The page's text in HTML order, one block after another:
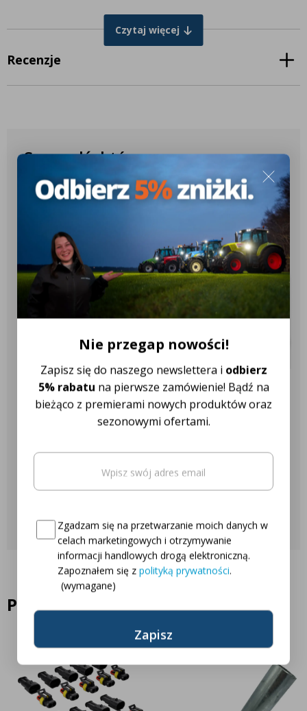
Czytaj więcej
Recenzje
Sprawdź, które
produkty pasują do
Twojego ciągnika
✔️ Ponad 10.000 różnych konfiguracji
✔️ Ponad 2.600 różnych modeli
ciągników
✔️ Ponad 18 różnych marek
Nasza obsługa klienta jest do
Twojej dyspozycji!
Najczęściej zadawane pytania
Podobne produkty
Nie przegap nowości!
Zapisz się do naszego newslettera i odbierz
5% rabatu na pierwsze zamówienie! Bądź na
bieżąco z premierami nowych produktów oraz
sezonowymi ofertami.
Email
Consent (wymagane)
Zgadzam się na przetwarzanie moich danych w
celach marketingowych i otrzymywanie
informacji handlowych drogą elektroniczną.
Zapoznałem się z polityką prywatności.
(wymagane)
Oto Twój kod zniżkowy na